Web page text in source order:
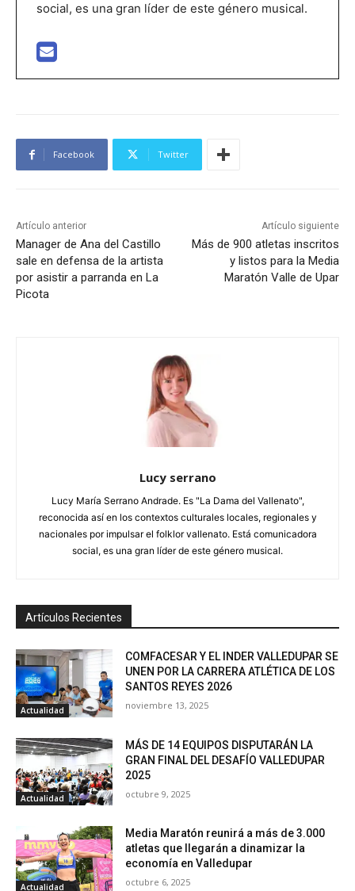
social, es una gran líder de este género musical.
Facebook Twitter
Artículo anterior
Manager de Ana del Castillo
sale en defensa de la artista
por asistir a parranda en La
Picota
Artículo siguiente
Más de 900 atletas inscritos
y listos para la Media
Maratón Valle de Upar
Lucy serrano
Lucy María Serrano Andrade. Es "La Dama del Vallenato",
reconocida así en los contextos culturales locales, regionales y
nacionales por impulsar el folklor vallenato. Está comunicadora
social, es una gran líder de este género musical.
Artículos Recientes
Actualidad
COMFACESAR Y EL INDER VALLEDUPAR SE
UNEN POR LA CARRERA ATLÉTICA DE LOS
SANTOS REYES 2026
noviembre 13, 2025
Actualidad
MÁS DE 14 EQUIPOS DISPUTARÁN LA
GRAN FINAL DEL DESAFÍO VALLEDUPAR
2025
octubre 9, 2025
Actualidad
Media Maratón reunirá a más de 3.000
atletas que llegarán a dinamizar la
economía en Valledupar
octubre 6, 2025